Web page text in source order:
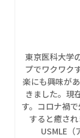
東京医科大学
プでワクワク
楽にも興味が
きました。現
す。コロナ禍
すると癒さ
USMLE（